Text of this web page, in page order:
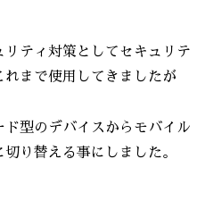
ティ対策としてセキュリテ
まで使用してきましたが
型のデバイスからモバイル
り替える事にしました。